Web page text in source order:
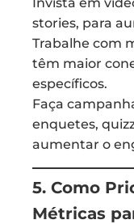
stories, para
Trabalhe com
têm maior
específicos.
Faça
enquetes,
aumentar o
5. Como
Métricas